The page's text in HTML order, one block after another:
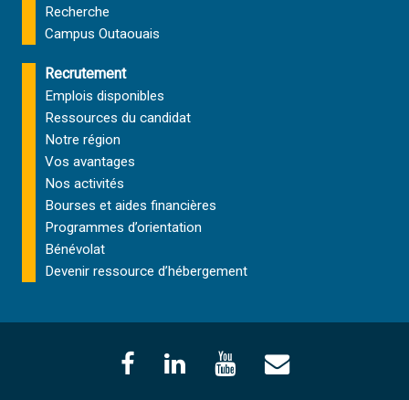
Recherche
Campus Outaouais
Recrutement
Emplois disponibles
Ressources du candidat
Notre région
Vos avantages
Nos activités
Bourses et aides financières
Programmes d’orientation
Bénévolat
Devenir ressource d’hébergement